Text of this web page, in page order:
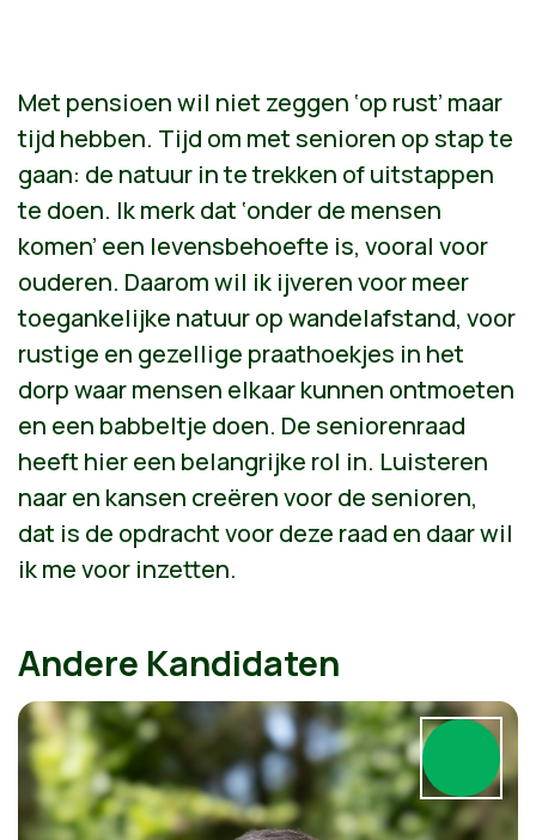
Met pensioen wil niet zeggen ‘op rust’ maar
tijd hebben. Tijd om met senioren op stap te
gaan: de natuur in te trekken of uitstappen
te doen. Ik merk dat ‘onder de mensen
komen’ een levensbehoefte is, vooral voor
ouderen. Daarom wil ik ijveren voor meer
toegankelijke natuur op wandelafstand, voor
rustige en gezellige praathoekjes in het
dorp waar mensen elkaar kunnen ontmoeten
en een babbeltje doen. De seniorenraad
heeft hier een belangrijke rol in. Luisteren
naar en kansen creëren voor de senioren,
dat is de opdracht voor deze raad en daar wil
ik me voor inzetten.
Andere Kandidaten